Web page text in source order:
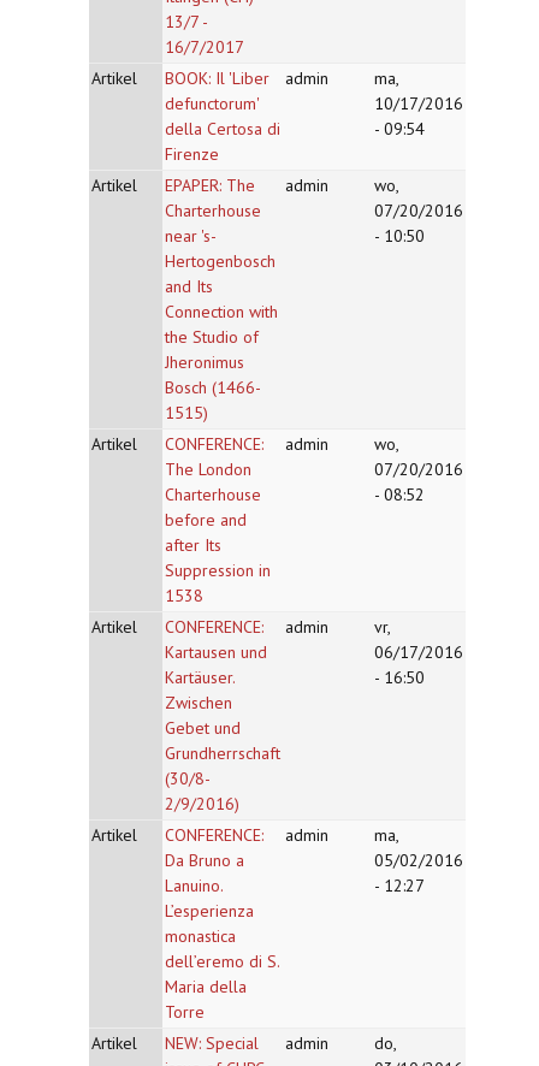
13/7 -
16/7/2017
Artikel
BOOK: Il 'Liber
defunctorum'
della Certosa di
Firenze
admin
ma,
10/17/2016
- 09:54
Artikel
EPAPER: The
Charterhouse
near 's-
Hertogenbosch
and Its
Connection with
the Studio of
Jheronimus
Bosch (1466-
1515)
admin
wo,
07/20/2016
- 10:50
Artikel
CONFERENCE:
The London
Charterhouse
before and
after Its
Suppression in
1538
admin
wo,
07/20/2016
- 08:52
Artikel
CONFERENCE:
Kartausen und
Kartäuser.
Zwischen
Gebet und
Grundherrschaft
(30/8-
2/9/2016)
admin
vr,
06/17/2016
- 16:50
Artikel
CONFERENCE:
Da Bruno a
Lanuino.
L’esperienza
monastica
dell’eremo di S.
Maria della
Torre
admin
ma,
05/02/2016
- 12:27
Artikel
NEW: Special
admin
do,